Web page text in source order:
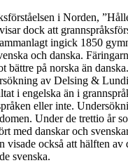
i Norden,
dock att
ingick 1850
och danska.
bättre på norska än
av Delsing &
i engelska än i
eller inte.
Under de trettio år
med danskar och
också att hälften
svenska.